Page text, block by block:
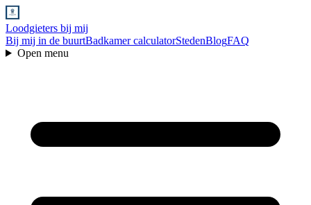
Loodgieters bij mij
Bij mij in de buurtBadkamer calculatorStedenBlogFAQ
Open menu